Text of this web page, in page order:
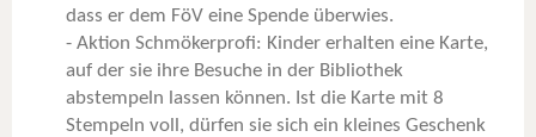
dass er dem FöV eine Spende überwies.
- Aktion Schmökerprofi: Kinder erhalten eine Karte,
auf der sie ihre Besuche in der Bibliothek
abstempeln lassen können. Ist die Karte mit 8
Stempeln voll, dürfen sie sich ein kleines Geschenk